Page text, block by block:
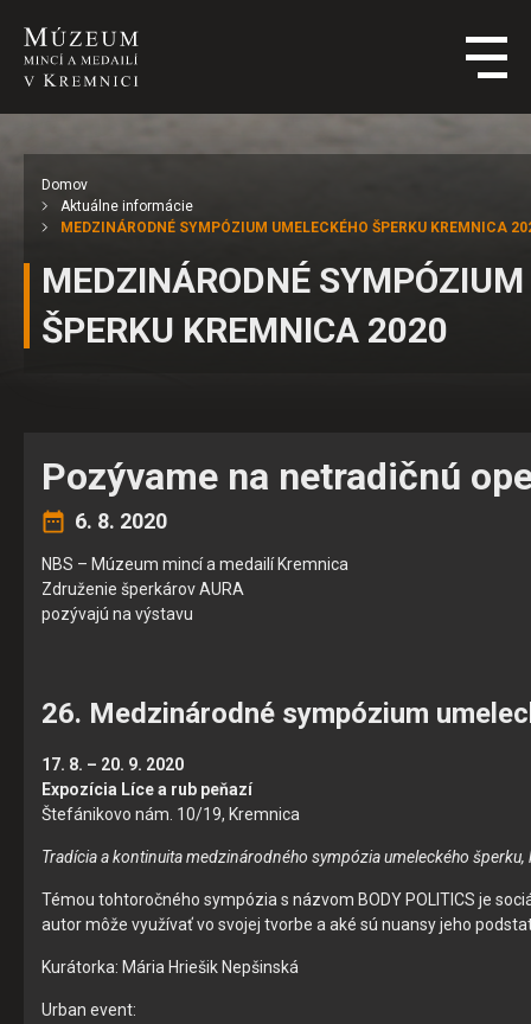
Domov
Aktuálne informácie
MEDZINÁRODNÉ SYMPÓZIUM UMELECKÉHO ŠPERKU KREMNICA
MEDZINÁRODNÉ
ŠPERKU KREMNICA 2020
Pozývame na netradičnú
6. 8. 2020
NBS – Múzeum mincí a medailí Kremnica
Združenie šperkárov AURA
pozývajú na výstavu
26. Medzinárodné sympózium
17. 8. – 20. 9. 2020
Expozícia Líce a rub peňazí
Štefánikovo nám. 10/19, Kremnica
Tradícia a kontinuita medzinárodného sympózia umeleckého
Témou tohtoročného sympózia s názvom BODY POLITICS je
autor môže využívať vo svojej tvorbe a aké sú nuansy jeho
Kurátorka: Mária Hriešik Nepšinská
Urban event: